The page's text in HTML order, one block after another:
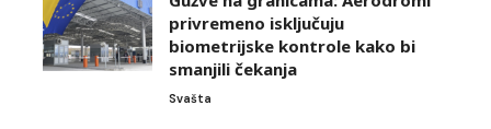
privremeno isključuju
biometrijske kontrole kako bi
smanjili čekanja
Svašta